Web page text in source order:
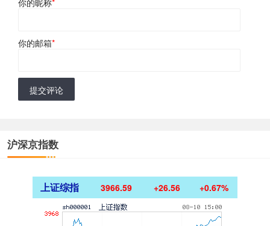
你的邮箱*
提交评论
沪深京指数
上证综指 3966.59 +26.56 +0.67%